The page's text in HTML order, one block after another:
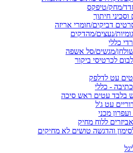
מחק/טיפקס
חיתוך
דביקים/חומרי אריזה
נעצים/מהדקים
כללי
מגשים/סל אשפה
לכרטיסי ביקור
עט לדלפק
- כללי
בלבד עטים ראש סיכה
עט ג'ל
מכני
ללוח מחיק
והדגשה טושים לא מחיקים